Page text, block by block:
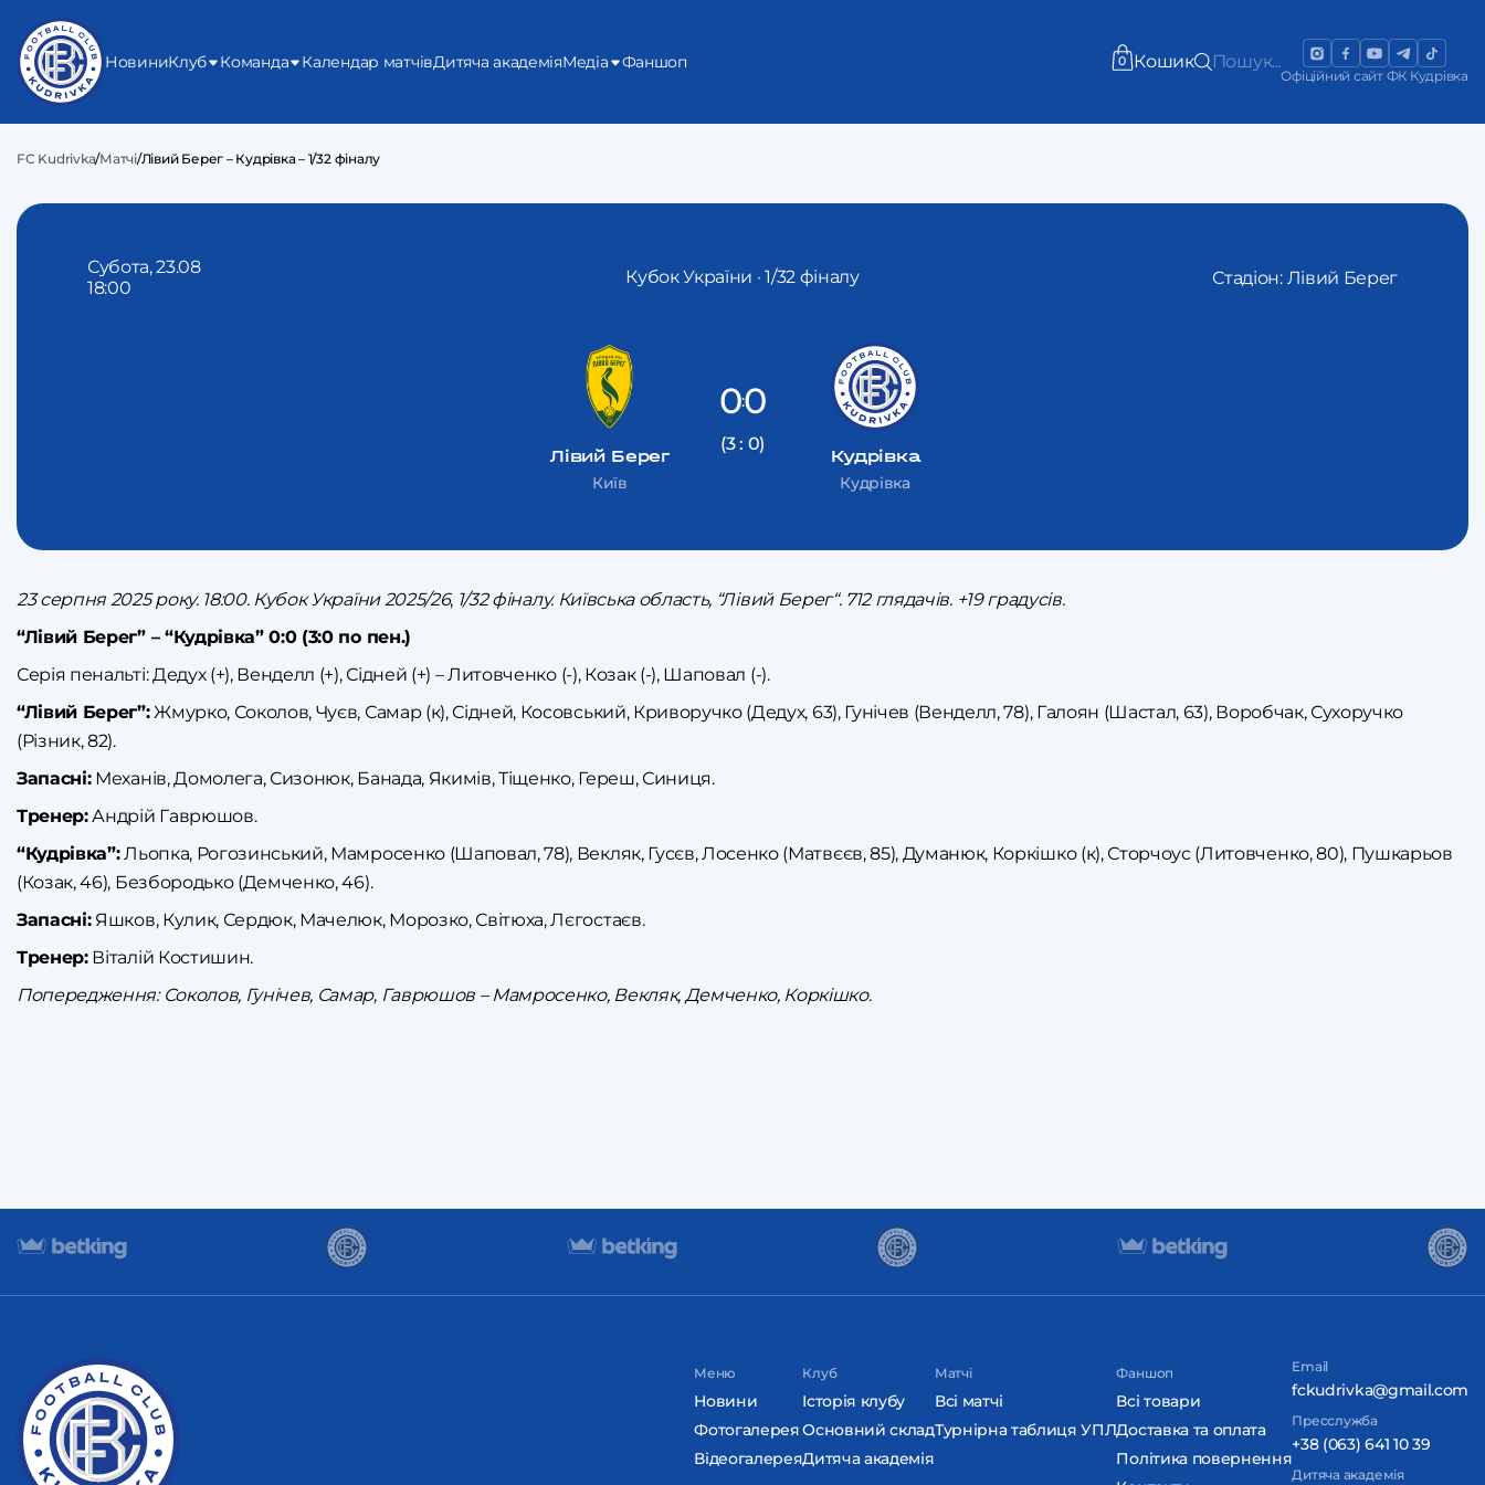
НовиниКлуб Команда Календар матчівДитяча академіяМедіа Фаншоп 0 Кошик Пошук...
Офіційний сайт ФК Кудрівка
FC Kudrivka/Матчі/Лівий Берег – Кудрівка – 1/32 фіналу
Субота, 23.08
18:00
Кубок України · 1/32 фіналу Стадіон: Лівий Берег
Лівий Берег
Київ
0:0
(3 : 0)
Кудрівка
Кудрівка
23 серпня 2025 року. 18:00. Кубок України 2025/26, 1/32 фіналу. Київська область, “Лівий Берег“. 712 глядачів. +19 градусів.
“Лівий Берег” – “Кудрівка” 0:0 (3:0 по пен.)
Серія пенальті: Дедух (+), Венделл (+), Сідней (+) – Литовченко (-), Козак (-), Шаповал (-).
“Лівий Берег”:Жмурко, Соколов, Чуєв, Самар (к), Сідней, Косовський, Криворучко (Дедух, 63), Гунічев (Венделл, 78), Галоян (Шастал, 63), Воробчак, Сухоручко
(Різник, 82).
Запасні:Механів, Домолега, Сизонюк, Банада, Якимів, Тіщенко, Гереш, Синиця.
Тренер:Андрій Гаврюшов.
“Кудрівка”:Льопка, Рогозинський, Мамросенко (Шаповал, 78), Векляк, Гусєв, Лосенко (Матвєєв, 85), Думанюк, Коркішко (к), Сторчоус (Литовченко, 80), Пушкарьов
(Козак, 46), Безбородько (Демченко, 46).
Запасні:Яшков, Кулик, Сердюк, Мачелюк, Морозко, Світюха, Лєгостаєв.
Тренер:Віталій Костишин.
Попередження: Соколов, Гунічев, Самар, Гаврюшов – Мамросенко, Векляк, Демченко, Коркішко.
Меню
Новини
Фотогалерея
Відеогалерея
Клуб
Історія клубу
Основний склад
Дитяча академія
Матчі
Всі матчі
Турнірна таблиця УПЛ
Фаншоп
Всі товари
Доставка та оплата
Політика повернення
Email
fckudrivka@gmail.com
Пресслужба
+38 (063) 641 10 39
Дитяча академія